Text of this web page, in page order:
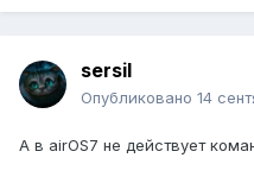
sersil
Опубликовано 14
А в airOS7 не действует